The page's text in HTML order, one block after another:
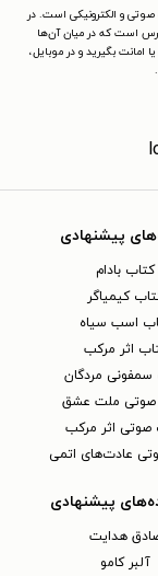
صوتی و الکترونیکی است. در
است که در میان آن‌ها
امانت بگیرید و در موبایل،
پیشنهادی
کتاب بادام
کیمیاگر
اسب سیاه
اثر مرکب
سمفونی مردگان
صوتی ملت عشق
صوتی اثر مرکب
عادت‌های اتمی
پیشنهادی
هدایت
آلبر کامو